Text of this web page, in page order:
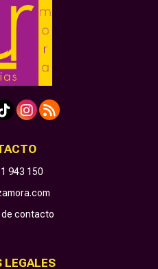
943 150
de contacto
LEGALES